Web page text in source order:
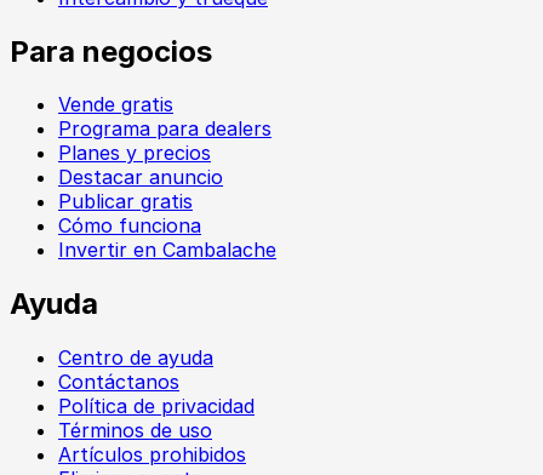
Para negocios
Vende gratis
Programa para dealers
Planes y precios
Destacar anuncio
Publicar gratis
Cómo funciona
Invertir en Cambalache
Ayuda
Centro de ayuda
Contáctanos
Política de privacidad
Términos de uso
Artículos prohibidos